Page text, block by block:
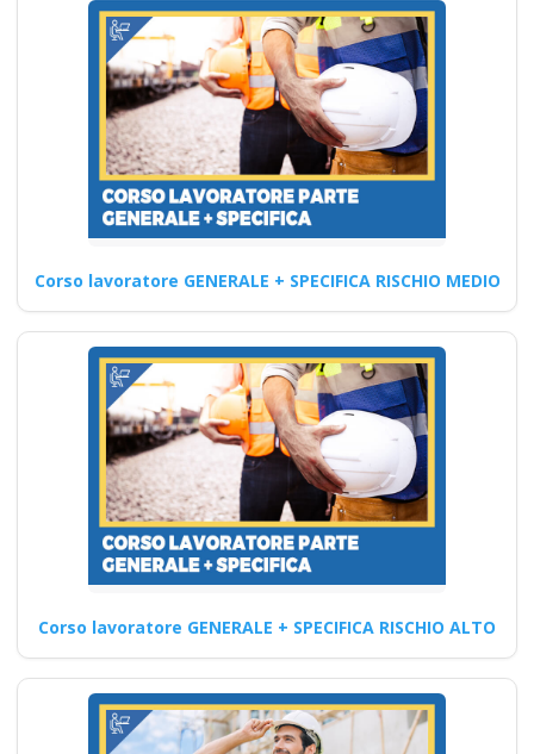
Come garantire la coerenza
dei contenuti formativi con le
migliori pratiche
internazionali…
Continua
Corso lavoratore GENERALE + SPECIFICA RISCHIO MEDIO
Corso lavoratore GENERALE + SPECIFICA RISCHIO ALTO